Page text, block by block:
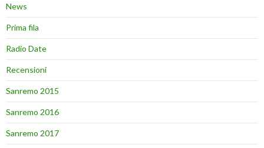
News
Prima fila
Radio Date
Recensioni
Sanremo 2015
Sanremo 2016
Sanremo 2017